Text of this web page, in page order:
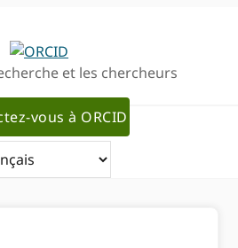
et les chercheurs
vous à ORCID